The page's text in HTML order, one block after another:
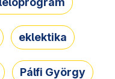
eklektika
Pálfi György